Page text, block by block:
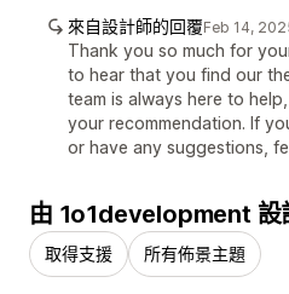
來自設計師的回覆Feb 14,
Thank you so much for
to hear that you find our
team is always here to
your recommendation. If
or have any suggestions,
由 1o1development 設
取得支援 所有佈景主題